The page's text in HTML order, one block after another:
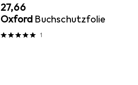
EUR
27,66
Oxford Buchschutzfolie
1